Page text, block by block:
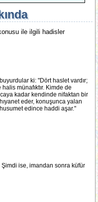
ile ilgili hadisler
ki: "Dört haslet vardır;
münafıktır. Kimde de
kadar kendinde nifaktan bir
eder, konuşunca yalan
edince haddi aşar."
ise, imandan sonra küfür